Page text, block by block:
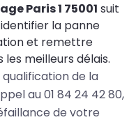
Paris 1 75001 suit
la panne
et remettre
meilleurs délais.
de la
au 01 84 24 42 80,
de votre